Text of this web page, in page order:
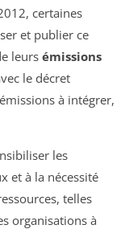
certaines
et publier ce
leurs émissions
le décret
à intégrer,
les
et à la nécessité
telles
organisations à